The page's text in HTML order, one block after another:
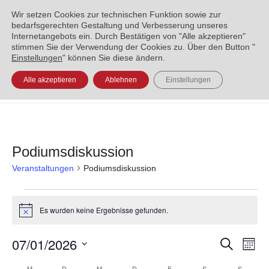
ENGLISH العربية УКРАЇНСЬКА
Podiumsdiskussion
Veranstaltungen Podiumsdiskussion
HinweisEs wurden keine Ergebnisse gefunden.
Suche
Monat
07/01/2026
Wir setzen Cookies zur technischen Funktion sowie zur
bedarfsgerechten Gestaltung und Verbesserung unseres
Internetangebots ein. Durch Bestätigen von "Alle akzeptieren"
stimmen Sie der Verwendung der Cookies zu. Über den Button "
Einstellungen" können Sie diese ändern.
Alle akzeptieren Ablehnen Einstellungen